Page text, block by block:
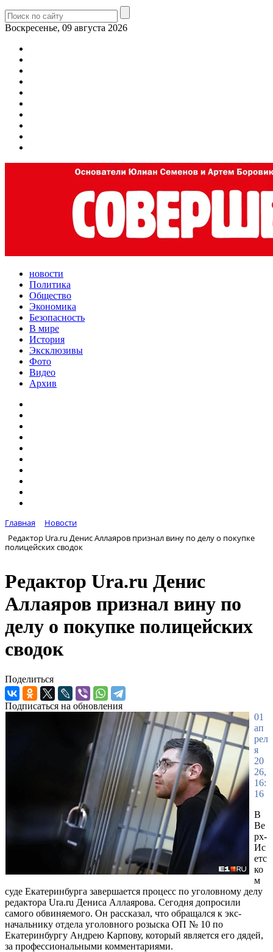
Воскресенье, 09 августа 2026
новости
Политика
Общество
Экономика
Безопасность
В мире
История
Эксклюзивы
Фото
Видео
Архив
Главная
Новости
Редактор Ura.ru Денис Аллаяров признал вину по делу о покупке
полицейских сводок
Редактор Ura.ru Денис
Аллаяров признал вину по
делу о покупке полицейских
сводок
Поделиться
Подписаться на обновления
01
ап
рел
я
20
26,
16:
16
В
Ве
рх-
Ис
етс
ко
м
суде Екатеринбурга завершается процесс по уголовному делу
редактора Ura.ru Дениса Аллаярова. Сегодня допросили
самого обвиняемого. Он рассказал, что обращался к экс-
начальнику отдела уголовного розыска ОП № 10 по
Екатеринбургу Андрею Карпову, который является его дядей,
за профессиональными комментариями.